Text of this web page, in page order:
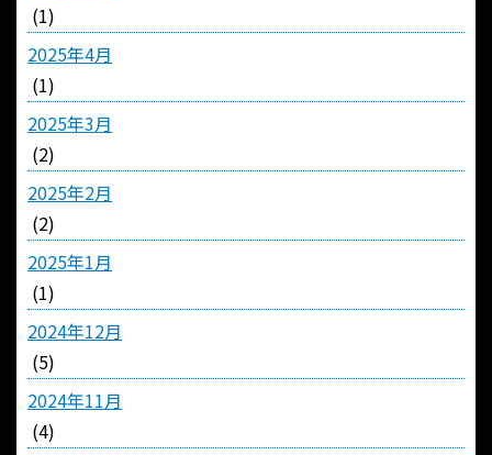
(1)
2025年4月
(1)
2025年3月
(2)
2025年2月
(2)
2025年1月
(1)
2024年12月
(5)
2024年11月
(4)